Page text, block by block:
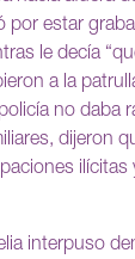
por estar
le decía
a la
no daba
dijeron
interpuso